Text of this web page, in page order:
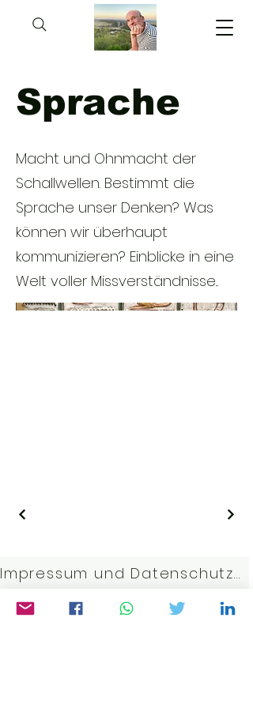
Sprache
Macht und Ohnmacht der
Schallwellen. Bestimmt die
Sprache unser Denken? Was
können wir überhaupt
kommunizieren? Einblicke in eine
Welt voller Missverständnisse...
Impressum und Datenschutzerklärung
Kontakt: j.bott@gmx.net